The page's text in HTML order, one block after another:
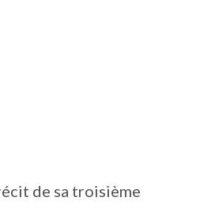
de sa troisième